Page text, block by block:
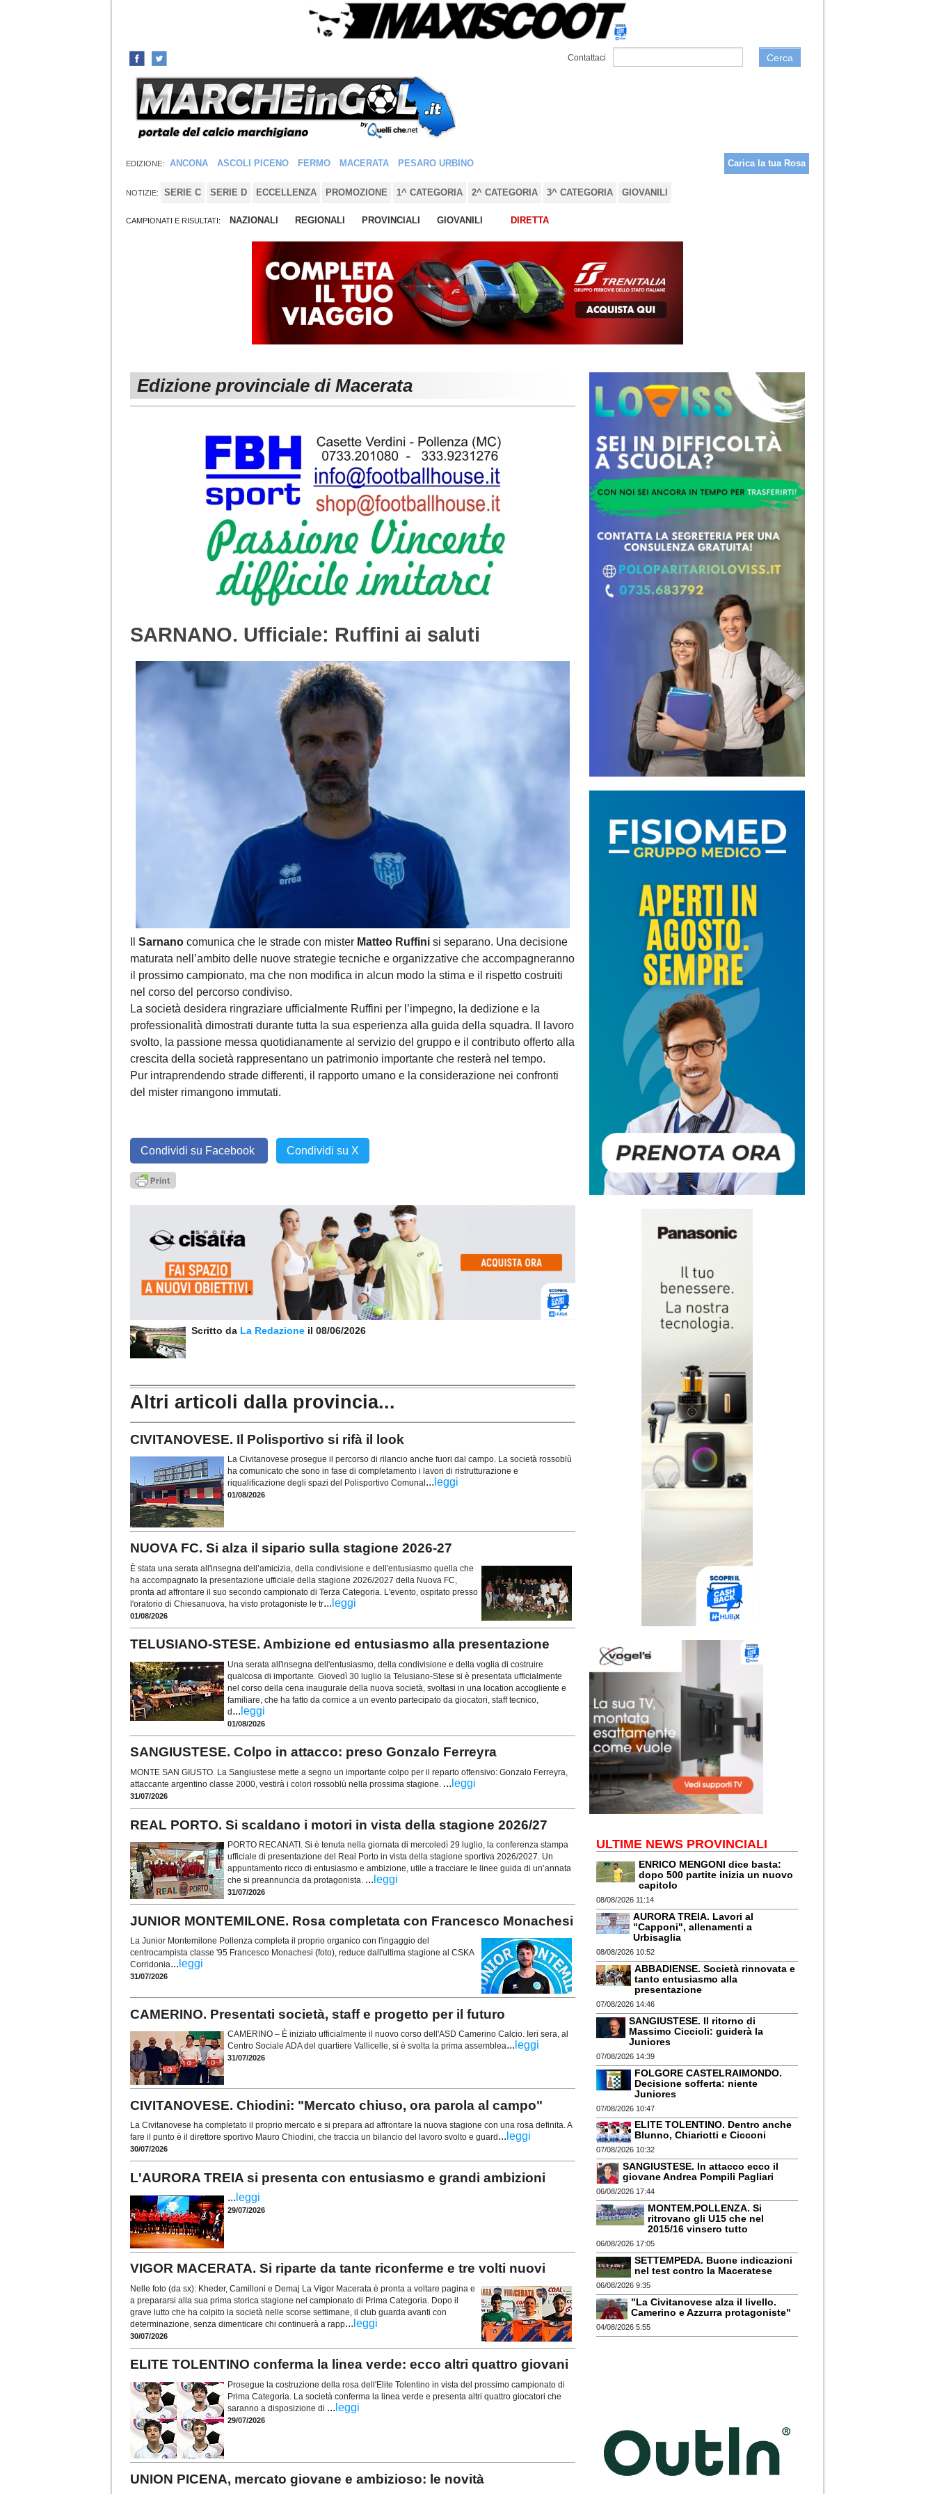
Contattaci Cerca
EDIZIONE: ANCONA ASCOLI PICENO FERMO MACERATA PESARO URBINO Carica la tua Rosa
NOTIZIE: SERIE C SERIE D ECCELLENZA PROMOZIONE 1^ CATEGORIA 2^ CATEGORIA 3^ CATEGORIA GIOVANILI
CAMPIONATI E RISULTATI: NAZIONALI REGIONALI PROVINCIALI GIOVANILI DIRETTA
Edizione provinciale di Macerata
SARNANO. Ufficiale: Ruffini ai saluti
Sarnano comunica che le strade con mister Matteo Ruffini si separano. Una decisione
maturata nell’ambito delle nuove strategie tecniche e organizzative che accompagneranno
il prossimo campionato, ma che non modifica in alcun modo la stima e il rispetto costruiti
nel corso del percorso condiviso.
La società desidera ringraziare ufficialmente Ruffini per l’impegno, la dedizione e la
professionalità dimostrati durante tutta la sua esperienza alla guida della squadra. Il lavoro
svolto, la passione messa quotidianamente al servizio del gruppo e il contributo offerto alla
crescita della società rappresentano un patrimonio importante che resterà nel tempo.
Pur intraprendendo strade differenti, il rapporto umano e la considerazione nei confronti
del mister rimangono immutati.
Condividi su Facebook Condividi su X
Scritto da La Redazione il 08/06/2026
Altri articoli dalla provincia...
CIVITANOVESE. Il Polisportivo si rifà il look
La Civitanovese prosegue il percorso di rilancio anche fuori dal campo. La società rossoblù
ha comunicato che sono in fase di completamento i lavori di ristrutturazione e
riqualificazione degli spazi del Polisportivo Comunal ... leggi
01/08/2026
NUOVA FC. Si alza il sipario sulla stagione 2026-27
È stata una serata all'insegna dell’amicizia, della condivisione e dell'entusiasmo quella che
ha accompagnato la presentazione ufficiale della stagione 2026/2027 della Nuova FC,
pronta ad affrontare il suo secondo campionato di Terza Categoria. L'evento, ospitato presso
l'oratorio di Chiesanuova, ha visto protagoniste le tr... leggi
01/08/2026
TELUSIANO-STESE. Ambizione ed entusiasmo alla presentazione
Una serata all'insegna dell'entusiasmo, della condivisione e della voglia di costruire
qualcosa di importante. Giovedì 30 luglio la Telusiano-Stese si è presentata ufficialmente
nel corso della cena inaugurale della nuova società, svoltasi in una location accogliente e
familiare, che ha fatto da cornice a un evento partecipato da giocatori, staff tecnico,
d... leggi
01/08/2026
SANGIUSTESE. Colpo in attacco: preso Gonzalo Ferreyra
MONTE SAN GIUSTO. La Sangiustese mette a segno un importante colpo per il reparto offensivo: Gonzalo Ferreyra,
attaccante argentino classe 2000, vestirà i colori rossoblù nella prossima stagione. ... leggi
31/07/2026
REAL PORTO. Si scaldano i motori in vista della stagione 2026/27
PORTO RECANATI. Si è tenuta nella giornata di mercoledì 29 luglio, la conferenza stampa
ufficiale di presentazione del Real Porto in vista della stagione sportiva 2026/2027. Un
appuntamento ricco di entusiasmo e ambizione, utile a tracciare le linee guida di un’annata
che si preannuncia da protagonista. ... leggi
31/07/2026
JUNIOR MONTEMILONE. Rosa completata con Francesco Monachesi
La Junior Montemilone Pollenza completa il proprio organico con l'ingaggio del
centrocampista classe '95 Francesco Monachesi (foto), reduce dall'ultima stagione al CSKA
Corridonia... leggi
31/07/2026
CAMERINO. Presentati società, staff e progetto per il futuro
CAMERINO – È iniziato ufficialmente il nuovo corso dell'ASD Camerino Calcio. Ieri sera, al
Centro Sociale ADA del quartiere Vallicelle, si è svolta la prima assemblea... leggi
31/07/2026
CIVITANOVESE. Chiodini: "Mercato chiuso, ora parola al campo"
La Civitanovese ha completato il proprio mercato e si prepara ad affrontare la nuova stagione con una rosa definita. A
fare il punto è il direttore sportivo Mauro Chiodini, che traccia un bilancio del lavoro svolto e guard ... leggi
30/07/2026
L'AURORA TREIA si presenta con entusiasmo e grandi ambizioni
... leggi
29/07/2026
VIGOR MACERATA. Si riparte da tante riconferme e tre volti nuovi
Nelle foto (da sx): Kheder, Camilloni e Demaj La Vigor Macerata è pronta a voltare pagina e
a prepararsi alla sua prima storica stagione nel campionato di Prima Categoria. Dopo il
grave lutto che ha colpito la società nelle scorse settimane, il club guarda avanti con
determinazione, senza dimenticare chi continuerà a rapp... leggi
30/07/2026
ELITE TOLENTINO conferma la linea verde: ecco altri quattro giovani
Prosegue la costruzione della rosa dell'Elite Tolentino in vista del prossimo campionato di
Prima Categoria. La società conferma la linea verde e presenta altri quattro giocatori che
saranno a disposizione di ... leggi
29/07/2026
UNION PICENA, mercato giovane e ambizioso: le novità
ULTIME NEWS PROVINCIALI
ENRICO MENGONI dice basta:
dopo 500 partite inizia un nuovo
capitolo
08/08/2026 11:14
AURORA TREIA. Lavori al
"Capponi", allenamenti a
Urbisaglia
08/08/2026 10:52
ABBADIENSE. Società rinnovata e
tanto entusiasmo alla
presentazione
07/08/2026 14:46
SANGIUSTESE. Il ritorno di
Massimo Ciccioli: guiderà la
Juniores
07/08/2026 14:39
FOLGORE CASTELRAIMONDO.
Decisione sofferta: niente
Juniores
07/08/2026 10:47
ELITE TOLENTINO. Dentro anche
Blunno, Chiariotti e Cicconi
07/08/2026 10:32
SANGIUSTESE. In attacco ecco il
giovane Andrea Pompili Pagliari
06/08/2026 17:44
MONTEM.POLLENZA. Si
ritrovano gli U15 che nel
2015/16 vinsero tutto
06/08/2026 17:05
SETTEMPEDA. Buone indicazioni
nel test contro la Maceratese
06/08/2026 9:35
"La Civitanovese alza il livello.
Camerino e Azzurra protagoniste"
04/08/2026 5:55